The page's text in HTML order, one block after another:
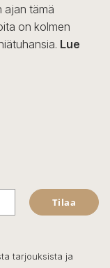
ajan tämä
on kolmen
Lue
Tilaa
tarjouksista ja